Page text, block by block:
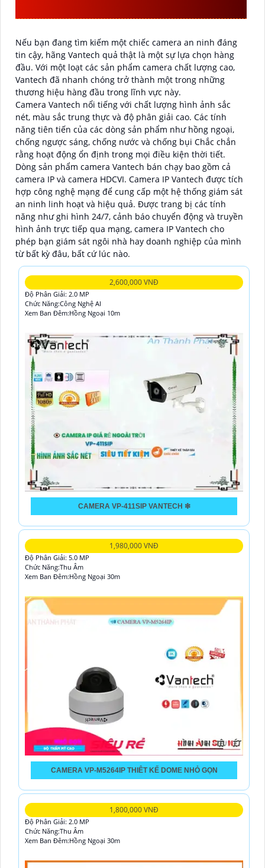
Nếu bạn đang tìm kiếm một chiếc camera an ninh đáng
tin cậy, hãng Vantech quả thật là một sự lựa chọn hàng
đầu. Với một loạt các sản phẩm camera chất lượng cao,
Vantech đã nhanh chóng trở thành một trong những
thương hiệu hàng đầu trong lĩnh vực này.
Camera Vantech nổi tiếng với chất lượng hình ảnh sắc
nét, màu sắc trung thực và độ phân giải cao. Các tính
năng tiên tiến của các dòng sản phẩm như hồng ngoại,
chống ngược sáng, chống nước và chống bụi Chắc chắn
rằng hoạt động ổn định trong mọi điều kiện thời tiết.
Dòng sản phẩm camera Vantech bán chạy bao gồm cả
camera IP và camera HDCVI. Camera IP Vantech được tích
hợp công nghệ mạng để cung cấp một hệ thống giám sát
an ninh linh hoạt và hiệu quả. Được trang bị các tính
năng như ghi hình 24/7, cảnh báo chuyển động và truyền
hình ảnh trực tiếp qua mạng, camera IP Vantech cho
phép bạn giám sát ngôi nhà hay doanh nghiệp của mình
từ bất kỳ đâu, bất cứ lúc nào.
CAMERA VP-411SIP VANTECH ❇
2,600,000 VNĐ
Độ Phân Giải: 2.0 MP
Chức Năng:Công Nghệ AI
Xem Ban Đêm:Hồng Ngoại 10m
CAMERA VP-M5264IP THIÊT KẾ DOME NHỎ GỌN
1,980,000 VNĐ
Độ Phân Giải: 5.0 MP
Chức Năng:Thu Âm
Xem Ban Đêm:Hồng Ngoại 30m
1,800,000 VNĐ
Độ Phân Giải: 2.0 MP
Chức Năng:Thu Âm
Xem Ban Đêm:Hồng Ngoại 30m